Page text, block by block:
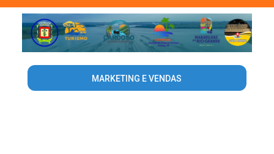
MARKETING E VENDAS